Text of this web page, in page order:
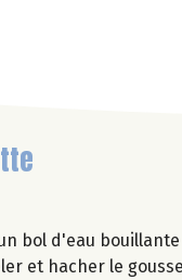
bol d'eau
et hacher le